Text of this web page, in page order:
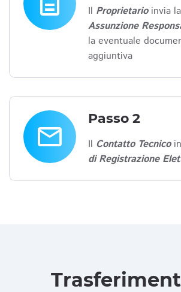
Il Proprietarioinvia la
Assunzione
la eventuale
aggiuntiva
email
Passo 2
Il Contatto Tecnico
di Registrazione